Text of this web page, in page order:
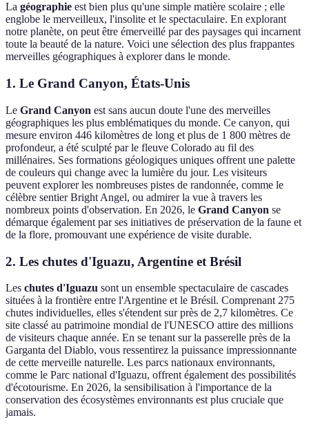
La géographie est bien plus qu'une simple matière scolaire ; elle
englobe le merveilleux, l'insolite et le spectaculaire. En explorant
notre planète, on peut être émerveillé par des paysages qui incarnent
toute la beauté de la nature. Voici une sélection des plus frappantes
merveilles géographiques à explorer dans le monde.
1. Le Grand Canyon, États-Unis
Le Grand Canyon est sans aucun doute l'une des merveilles
géographiques les plus emblématiques du monde. Ce canyon, qui
mesure environ 446 kilomètres de long et plus de 1 800 mètres de
profondeur, a été sculpté par le fleuve Colorado au fil des
millénaires. Ses formations géologiques uniques offrent une palette
de couleurs qui change avec la lumière du jour. Les visiteurs
peuvent explorer les nombreuses pistes de randonnée, comme le
célèbre sentier Bright Angel, ou admirer la vue à travers les
nombreux points d'observation. En 2026, le Grand Canyon se
démarque également par ses initiatives de préservation de la faune et
de la flore, promouvant une expérience de visite durable.
2. Les chutes d'Iguazu, Argentine et Brésil
Les chutes d'Iguazu sont un ensemble spectaculaire de cascades
situées à la frontière entre l'Argentine et le Brésil. Comprenant 275
chutes individuelles, elles s'étendent sur près de 2,7 kilomètres. Ce
site classé au patrimoine mondial de l'UNESCO attire des millions
de visiteurs chaque année. En se tenant sur la passerelle près de la
Garganta del Diablo, vous ressentirez la puissance impressionnante
de cette merveille naturelle. Les parcs nationaux environnants,
comme le Parc national d'Iguazu, offrent également des possibilités
d'écotourisme. En 2026, la sensibilisation à l'importance de la
conservation des écosystèmes environnants est plus cruciale que
jamais.